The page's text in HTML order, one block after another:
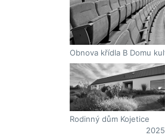
Obnova křídla B Domu
Rodinný dům Kojetice
2025